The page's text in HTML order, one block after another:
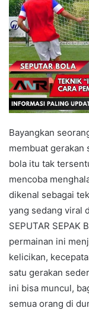
Bayangkan
membuat
bola itu tak
mencoba
dikenal sebagai
yang sedang viral
SEPUTAR SEPAK
permainan ini
kelicikan,
satu gerakan
ini bisa muncul,
semua orang di